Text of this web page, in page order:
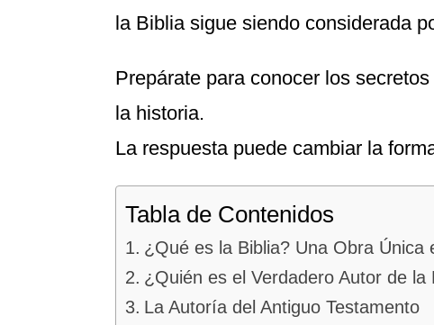
la Biblia sigue siendo considerada
Prepárate para conocer los
la historia.
La respuesta puede cambiar la
Tabla de Contenidos
¿Qué es la Biblia? Una Obra Única
¿Quién es el Verdadero Autor de la
La Autoría del Antiguo Testamento